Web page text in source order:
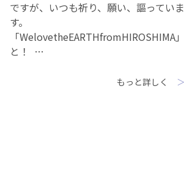
ですが、いつも祈り、願い、謳っていま
す。
「WelovetheEARTHfromHIROSHIMA」
と！ …
もっと詳しく